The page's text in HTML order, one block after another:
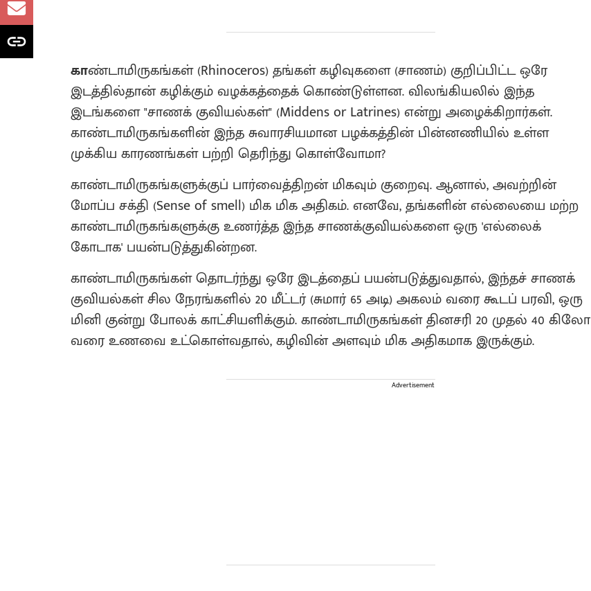
காண்டாமிருகங்கள் (Rhinoceros) தங்கள் கழிவுகளை (சாணம்) குறிப்பிட்ட ஒரே
இடத்தில்தான் கழிக்கும் வழக்கத்தைக் கொண்டுள்ளன. விலங்கியலில் இந்த
இடங்களை "சாணக் குவியல்கள்" (Middens or Latrines) என்று அழைக்கிறார்கள்.
காண்டாமிருகங்களின் இந்த சுவாரசியமான பழக்கத்தின் பின்னணியில் உள்ள
முக்கிய காரணங்கள் பற்றி தெரிந்து கொள்வோமா?
காண்டாமிருகங்களுக்குப் பார்வைத்திறன் மிகவும் குறைவு. ஆனால், அவற்றின்
மோப்ப சக்தி (Sense of smell) மிக மிக அதிகம். எனவே, தங்களின் எல்லையை மற்ற
காண்டாமிருகங்களுக்கு உணர்த்த இந்த சாணக்குவியல்களை ஒரு 'எல்லைக்
கோடாக' பயன்படுத்துகின்றன.
காண்டாமிருகங்கள் தொடர்ந்து ஒரே இடத்தைப் பயன்படுத்துவதால், இந்தச் சாணக்
குவியல்கள் சில நேரங்களில் 20 மீட்டர் (சுமார் 65 அடி) அகலம் வரை கூடப் பரவி, ஒரு
மினி குன்று போலக் காட்சியளிக்கும். காண்டாமிருகங்கள் தினசரி 20 முதல் 40 கிலோ
வரை உணவை உட்கொள்வதால், கழிவின் அளவும் மிக அதிகமாக இருக்கும்.
Advertisement